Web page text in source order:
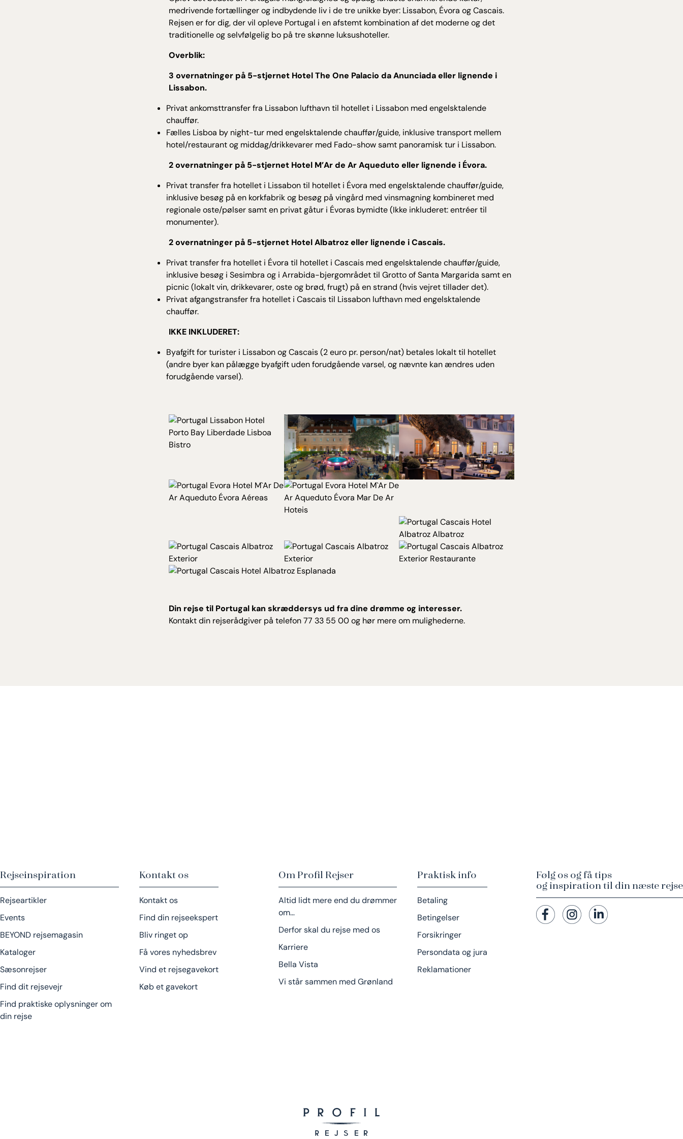
medrivende fortællinger og indbydende liv i de tre unikke byer: Lissabon, Évora og Cascais.
Rejsen er for dig, der vil opleve Portugal i en afstemt kombination af det moderne og det
traditionelle og selvfølgelig bo på tre skønne luksushoteller.
Overblik:
3 overnatninger på 5-stjernet Hotel The One Palacio da Anunciada eller lignende i
Lissabon.
Privat ankomsttransfer fra Lissabon lufthavn til hotellet i Lissabon med engelsktalende
chauffør.
Fælles Lisboa by night-tur med engelsktalende chauffør/guide, inklusive transport mellem
hotel/restaurant og middag/drikkevarer med Fado-show samt panoramisk tur i Lissabon.
2 overnatninger på 5-stjernet Hotel M’Ar de Ar Aqueduto eller lignende i Évora.
Privat transfer fra hotellet i Lissabon til hotellet i Évora med engelsktalende chauffør/guide,
inklusive besøg på en korkfabrik og besøg på vingård med vinsmagning kombineret med
regionale oste/pølser samt en privat gåtur i Évoras bymidte (Ikke inkluderet: entréer til
monumenter).
2 overnatninger på 5-stjernet Hotel Albatroz eller lignende i Cascais.
Privat transfer fra hotellet i Évora til hotellet i Cascais med engelsktalende chauffør/guide,
inklusive besøg i Sesimbra og i Arrabida-bjergområdet til Grotto of Santa Margarida samt en
picnic (lokalt vin, drikkevarer, oste og brød, frugt) på en strand (hvis vejret tillader det).
Privat afgangstransfer fra hotellet i Cascais til Lissabon lufthavn med engelsktalende
chauffør.
IKKE INKLUDERET:
Byafgift for turister i Lissabon og Cascais (2 euro pr. person/nat) betales lokalt til hotellet
(andre byer kan pålægge byafgift uden forudgående varsel, og nævnte kan ændres uden
forudgående varsel).
Din rejse til Portugal kan skræddersys ud fra dine drømme og interesser.
Kontakt din rejserådgiver på telefon 77 33 55 00 og hør mere om mulighederne.
Rejseinspiration
Rejseartikler
Events
BEYOND rejsemagasin
Kataloger
Sæsonrejser
Find dit rejsevejr
Find praktiske oplysninger om
din rejse
Kontakt os
Kontakt os
Find din rejseekspert
Bliv ringet op
Få vores nyhedsbrev
Vind et rejsegavekort
Køb et gavekort
Om Profil Rejser
Altid lidt mere end du drømmer
om…
Derfor skal du rejse med os
Karriere
Bella Vista
Vi står sammen med Grønland
Praktisk info
Betaling
Betingelser
Forsikringer
Persondata og jura
Reklamationer
Følg os og få tips
og inspiration til din næste rejse